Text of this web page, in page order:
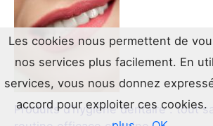
Produits d’hygiène dentaire : tout
Les cookies nous permettent de
nos services plus facilement. En
services, vous nous donnez
accord pour exploiter ces cookies.